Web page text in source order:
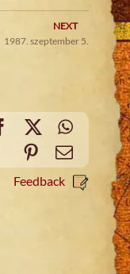
NEXT
1987. szeptember 5.
Facebook
X
Pinterest
Email
Feedback